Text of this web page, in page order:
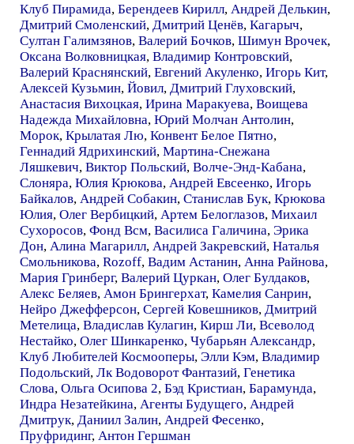
Клуб Пирамида, Берендеев Кирилл, Андрей Делькин,
Дмитрий Смоленский, Дмитрий Ценёв, Кагарыч,
Султан Галимзянов, Валерий Бочков, Шимун Врочек,
Оксана Волковницкая, Владимир Контровский,
Валерий Краснянский, Евгений Акуленко, Игорь Кит,
Алексей Кузьмин, Йовил, Дмитрий Глуховский,
Анастасия Вихоцкая, Ирина Маракуева, Воищева
Надежда Михайловна, Юрий Молчан Антолин,
Морок, Крылатая Лю, Конвент Белое Пятно,
Геннадий Ядрихинский, Мартина-Снежана
Ляшкевич, Виктор Польский, Волче-Энд-Кабана,
Слоняра, Юлия Крюкова, Андрей Евсеенко, Игорь
Байкалов, Андрей Собакин, Станислав Бук, Крюкова
Юлия, Олег Вербицкий, Артем Белоглазов, Михаил
Сухоросов, Фонд Всм, Василиса Галичина, Эрика
Дон, Алина Магарилл, Андрей Закревский, Наталья
Смольникова, Rozoff, Вадим Астанин, Анна Райнова,
Мария Гринберг, Валерий Цуркан, Олег Булдаков,
Алекс Беляев, Амон Брингерхат, Камелия Санрин,
Нейро Джефферсон, Сергей Ковешников, Дмитрий
Метелица, Владислав Кулагин, Кирш Ли, Всеволод
Нестайко, Олег Шинкаренко, Чубарьян Александр,
Клуб Любителей Космооперы, Элли Кэм, Владимир
Подольский, Лк Водоворот Фантазий, Генетика
Слова, Ольга Осипова 2, Бэд Кристиан, Барамунда,
Индра Незатейкина, Агенты Будущего, Андрей
Дмитрук, Даниил Залин, Андрей Фесенко,
Пруфридинг, Антон Гершман